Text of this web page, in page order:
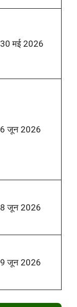
30 मई 2026
6 जून 2026
8 जून 2026
9 जून 2026